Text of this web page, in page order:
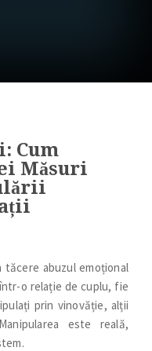
Cum
Măsuri
tăcere abuzul emoțional
o relație de cuplu, fie
prin vinovăție, alții
este reală,